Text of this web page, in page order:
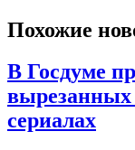
Похожие
В Госдуме
вырезанных
сериалах